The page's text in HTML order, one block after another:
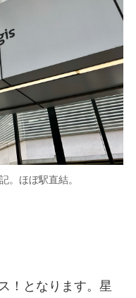
。ほぼ駅直結。
！となります。星